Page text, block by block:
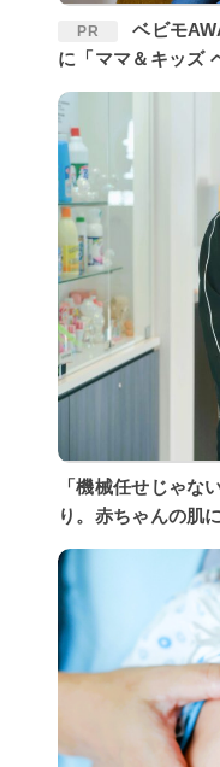
PR
ベビモAWARD1位！いま注目の〈赤ちゃん腸活〉
に「ママ＆キッズ
「機械任せじゃな
り。赤ちゃんの肌